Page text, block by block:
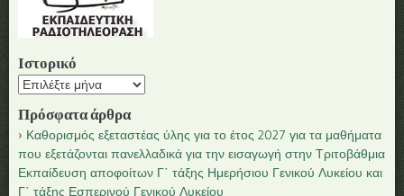
Ιστορικό
Ιστορικό
Πρόσφατα άρθρα
Καθορισμός εξεταστέας ύλης για το έτος 2027 για τα μαθήματα
που εξετάζονται πανελλαδικά για την εισαγωγή στην Τριτοβάθμια
Εκπαίδευση αποφοίτων Γ΄ τάξης Ημερήσιου Γενικού Λυκείου και
Γ΄ τάξης Εσπερινού Γενικού Λυκείου